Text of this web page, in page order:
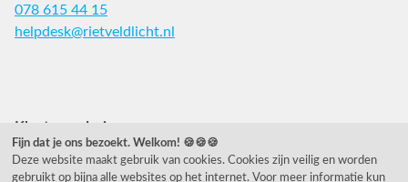
078 615 44 15
helpdesk@rietveldlicht.nl
Klantwaardering
"Zeer goed" - eKomi.nl
Fijn dat je ons bezoekt. Welkom! 🍪🍪🍪
Deze website maakt gebruik van cookies. Cookies zijn veilig en worden
gebruikt op bijna alle websites op het internet. Voor meer informatie kun